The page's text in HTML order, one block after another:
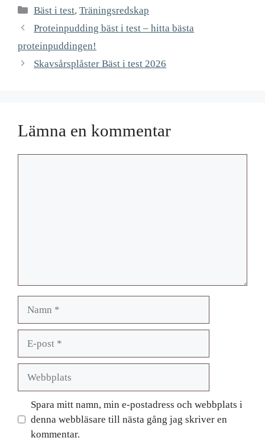
Kategorier
Bäst i test,Träningsredskap
Proteinpudding bäst i test – hitta bästa
proteinpuddingen!
Skavsårsplåster Bäst i test 2026
Lämna en kommentar
Spara mitt namn, min e-postadress och webbplats i
denna webbläsare till nästa gång jag skriver en
kommentar.